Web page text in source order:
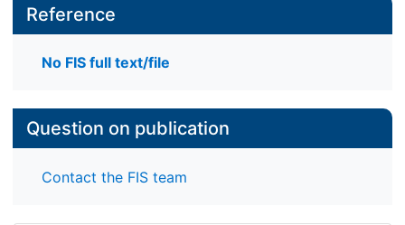
Reference
No FIS full text/file
Question on publication
Contact the FIS team